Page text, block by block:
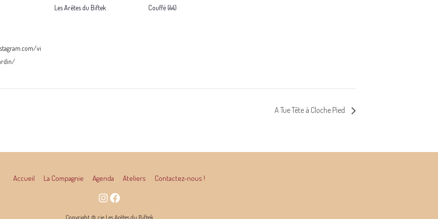
vi
Les Arêtes du Biftek Couffé (44)
A Tue Tête à Cloche Pied
Accueil La Compagnie Agenda Ateliers Contactez-nous !
Copyright © cie Les Arêtes du Biftek